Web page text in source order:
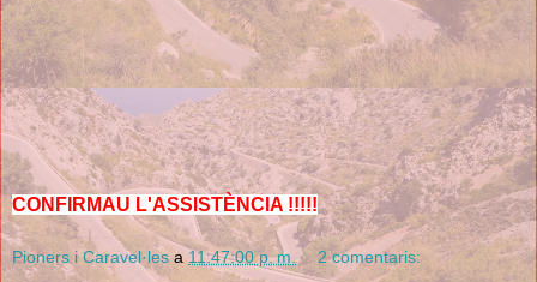
CONFIRMAU L'ASSISTÈNCIA !!!!!
Pioners i Caravel·les a11:47:00 p. m. 2 comentaris: